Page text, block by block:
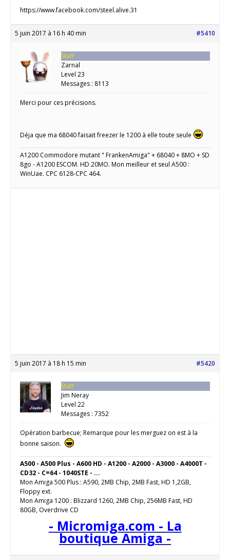
https://www.facebook.com/steel.alive.31
5 juin 2017 à 16 h 40 min #5410
Staff
Zarnal
Level 23
Messages : 8113
Merci pour ces précisions.
Déja que ma 68040 faisait freezer le 1200 à elle toute seule
A1200 Commodore mutant " FrankenAmiga" + 68040 + 8MO + SD
8go - A1200 ESCOM. HD 20MO. Mon meilleur et seul A500 :
WinUae. CPC 6128-CPC 464.
5 juin 2017 à 18 h 15 min #5420
Staff
Jim Neray
Level 22
Messages : 7352
Opération barbecue; Remarque pour les merguez on est à la
bonne saison.
A500 - A500 Plus - A600 HD - A1200 - A2000 - A3000 - A4000T -
CD32 - C=64 - 1040STE - ...
Mon Amiga 500 Plus : A590, 2MB Chip, 2MB Fast, HD 1,2GB,
Floppy ext.
Mon Amiga 1200 : Blizzard 1260, 2MB Chip, 256MB Fast, HD
80GB, Overdrive CD
- Micromiga.com - La
boutique Amiga -